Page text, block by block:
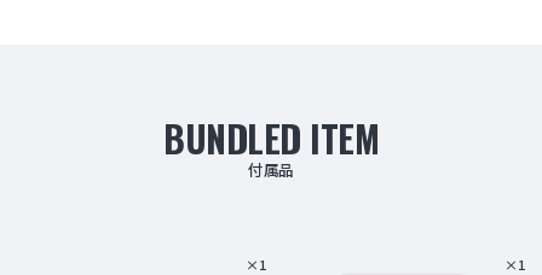
BUNDLED ITEM
付属品
×1 ×1